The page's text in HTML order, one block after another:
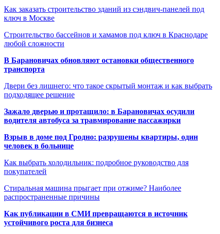
Как заказать строительство зданий из сэндвич-панелей под
ключ в Москве
Строительство бассейнов и хамамов под ключ в Краснодаре
любой сложности
В Барановичах обновляют остановки общественного
транспорта
Двери без лишнего: что такое скрытый монтаж и как выбрать
подходящее решение
Зажало дверью и протащило: в Барановичах осудили
водителя автобуса за травмирование пассажирки
Взрыв в доме под Гродно: разрушены квартиры, один
человек в больнице
Как выбрать холодильник: подробное руководство для
покупателей
Стиральная машина прыгает при отжиме? Наиболее
распространенные причины
Как публикации в СМИ превращаются в источник
устойчивого роста для бизнеса